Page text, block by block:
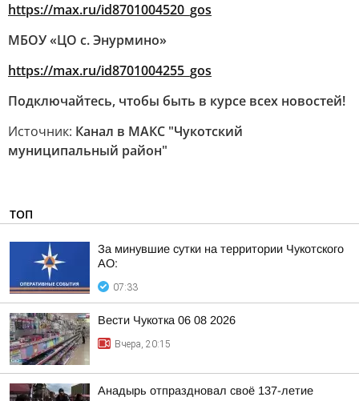
https://max.ru/id8701004520_gos
МБОУ «ЦО с. Энурмино»
https://max.ru/id8701004255_gos
Подключайтесь, чтобы быть в курсе всех новостей!
Источник: Канал в МАКС "Чукотский
муниципальный район"
ТОП
За минувшие сутки на территории Чукотского
АО:
07:33
Вести Чукотка 06 08 2026
Вчера, 20:15
Анадырь отпраздновал своё 137-летие